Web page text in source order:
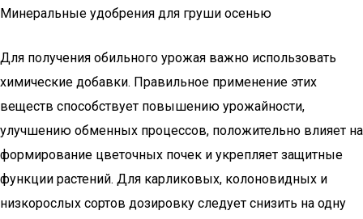
Минеральные удобрения для груши осенью
Для получения обильного урожая важно использовать
химические добавки. Правильное применение этих
веществ способствует повышению урожайности,
улучшению обменных процессов, положительно влияет на
формирование цветочных почек и укрепляет защитные
функции растений. Для карликовых, колоновидных и
низкорослых сортов дозировку следует снизить на одну